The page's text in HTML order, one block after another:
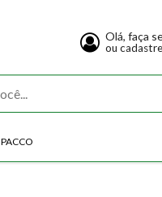
Olá, faça
ou
PACCO